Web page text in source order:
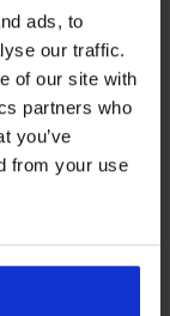
ads, to
our traffic.
of our site with
partners who
you’ve
from your use
Blue χωρίς
ALL25